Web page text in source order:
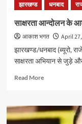
प्रज्ञा
ठाकुर
को
ढूंढकर
लाने
वाले
को
₹10,000
:
रवि
झारखण्ड धनबाद
साक्षरता आन्दोलन के
आकाश भगत
April
झारखण्ड/धनबाद (ब्यूरो,
साक्षरता अभियान से जुड़े
Read MoreRead
साक्षरता
आन्दोलन